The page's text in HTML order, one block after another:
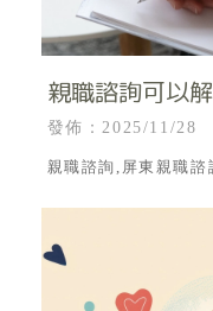
親職諮詢可以
療｜屏東心理
東親職心理諮詢
發佈：2025/11/28
親職諮詢,屏東親職